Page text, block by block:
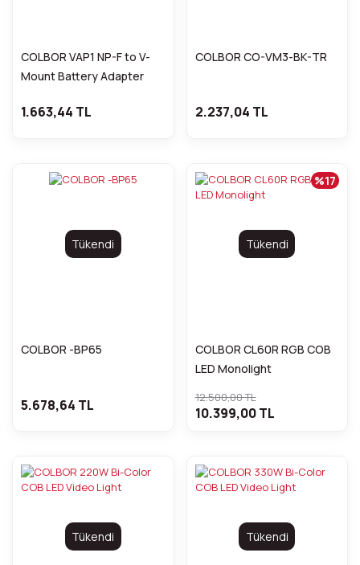
COLBOR VAP1 NP-F to V-
Mount Battery Adapter
1.663,44 TL
COLBOR CO-VM3-BK-TR
2.237,04 TL
Tükendi
COLBOR -BP65
5.678,64 TL
Tükendi
COLBOR CL60R RGB COB
LED Monolight
%17
12.500,00 TL
10.399,00 TL
Tükendi Tükendi